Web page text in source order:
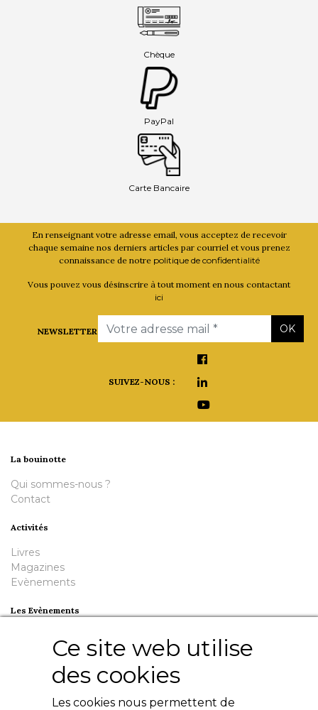
Ce site web utilise
des cookies
Les cookies nous permettent de
Chèque
PayPal
Carte Bancaire
En renseignant votre adresse email, vous acceptez de recevoir
chaque semaine nos derniers articles par courriel et vous prenez
connaissance de notre politique de confidentialité
Vous pouvez vous désinscrire à tout moment en nous contactant
ici
NEWSLETTER
Email OK
SUIVEZ-NOUS :
La bouinotte
Qui sommes-nous ?
Contact
Activités
Livres
Magazines
Evènements
Les Evènements
Nuit de la Bouinotte
Besoin d'aide ?